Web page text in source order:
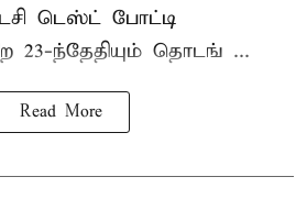
டெஸ்ட் போட்டி
23-ந்தேதியும் தொடங் ...
Read More